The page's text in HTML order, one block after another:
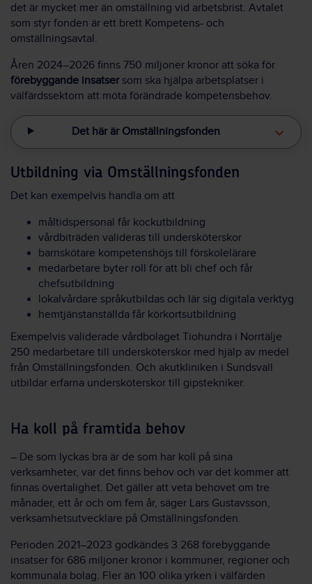
det är mycket mer än omställning vid arbetsbrist. Avtalet
som styr fonden är ett brett Kompetens- och
omställningsavtal.
Åren 2024–2026 finns 750 miljoner kronor att söka för
förebyggande insatsersom ska hjälpa arbetsplatser i
välfärdssektorn att möta förändrade kompetensbehov.
Det här är Omställningsfonden
Utbildning via Omställningsfonden
Det kan exempelvis handla om att
måltidspersonal får kockutbildning
vårdbiträden valideras till undersköterskor
barnskötare kompetenshöjs till förskolelärare
medarbetare byter roll för att bli chef och får
chefsutbildning
lokalvårdare språkutbildas och lär sig digitala verktyg
hemtjänstanställda får körkortsutbildning
Exempelvis validerade vårdbolaget Tiohundra i Norrtälje
250 medarbetare till undersköterskor med hjälp av medel
från Omställningsfonden. Och akutkliniken i Sundsvall
utbildar erfarna undersköterskor till gipstekniker.
Ha koll på framtida behov
– De som lyckas bra är de som har koll på sina
verksamheter, var det finns behov och var det kommer att
finnas övertalighet. Det gäller att veta behovet om tre
månader, ett år och om fem år, säger Lars Gustavsson,
verksamhetsutvecklare på Omställningsfonden.
Perioden 2021–2023 godkändes 3 268 förebyggande
insatser för 686 miljoner kronor i kommuner, regioner och
kommunala bolag. Fler än 100 olika yrken i välfärden